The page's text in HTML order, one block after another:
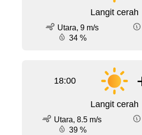
Langit cerah
Utara, 9 m/s
34 %
18:00
Langit cerah
Utara, 8.5 m/s
39 %